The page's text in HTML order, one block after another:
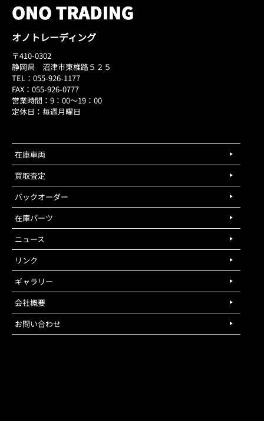
オノトレーディング
〒410-0302
静岡県 沼津市東椎路５２５
TEL：055-926-1177
FAX：055-926-0777
営業時間：9：00～19：00
定休日：毎週月曜日
在庫車両
買取査定
バックオーダー
在庫パーツ
ニュース
リンク
ギャラリー
会社概要
お問い合わせ